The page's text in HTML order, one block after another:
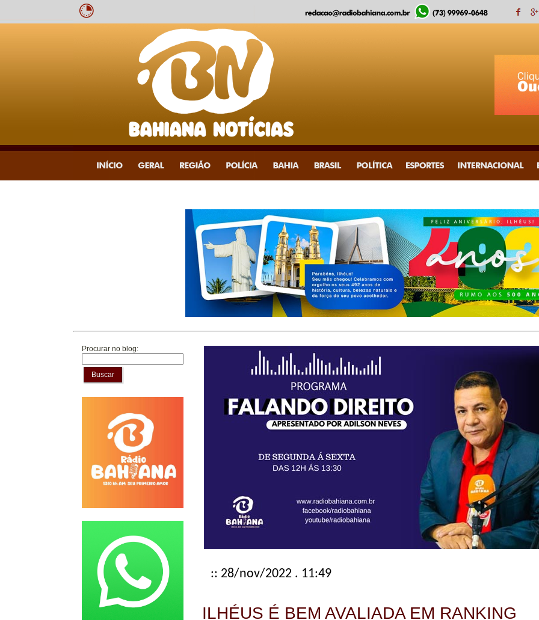
Procurar no blog:
Buscar
:: 28/nov/2022 . 11:49
ILHÉUS É BEM AVALIADA EM RANKING